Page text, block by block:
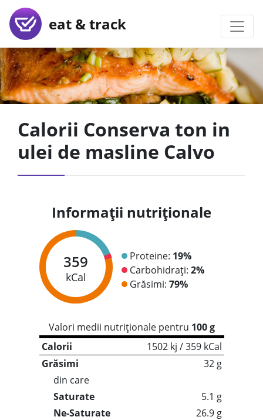
eat & track
Calorii Conserva ton in
ulei de masline Calvo
Informații nutriționale
359
kCal
Proteine: 19%
Carbohidrați: 2%
Grăsimi: 79%
Valori medii nutriționale pentru 100 g
Calorii
1502 kj / 359 kCal
Grăsimi
32 g
din care
Saturate
5.1 g
Ne-Saturate
26.9 g